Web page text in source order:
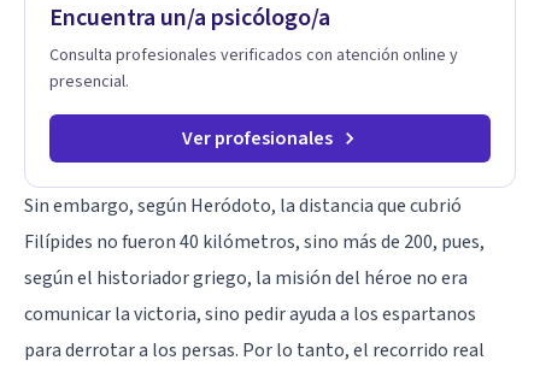
Encuentra un/a psicólogo/a
Consulta profesionales verificados con atención online y
presencial.
Ver profesionales
Sin embargo, según Heródoto, la distancia que cubrió
Filípides no fueron 40 kilómetros, sino más de 200, pues,
según el historiador griego, la misión del héroe no era
comunicar la victoria, sino pedir ayuda a los espartanos
para derrotar a los persas. Por lo tanto, el recorrido real